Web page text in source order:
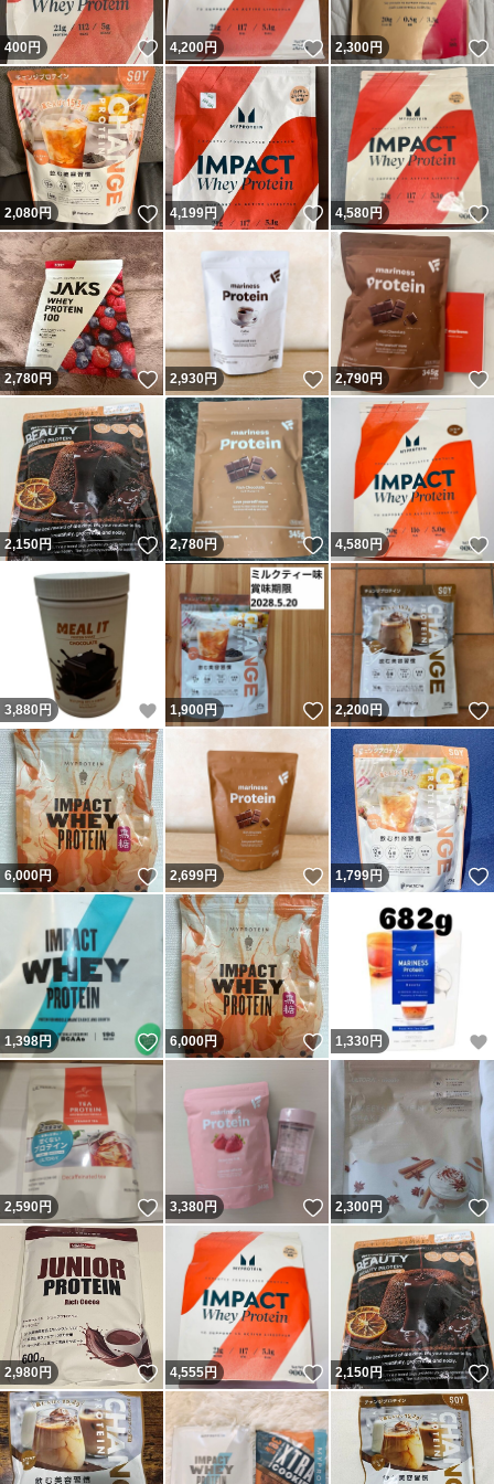
400円 いいね！
4,200円 いいね！
2,300円
2,080円 いいね！
4,199円 いいね！
4,580円
2,780円 いいね！
2,930円 いいね！
2,790円
2,150円 いいね！
2,780円 いいね！
4,580円
3,880 円 いいね！
1,900円 いいね！
2,200円
6,000円 いいね！
2,699円 いいね！
1,799円
1,398円 いいね！
6,000円 いいね！
1,330 円
2,590円 いいね！
3,380円 いいね！
2,300円
2,980円 いいね！
4,555円 いいね！
2,150円